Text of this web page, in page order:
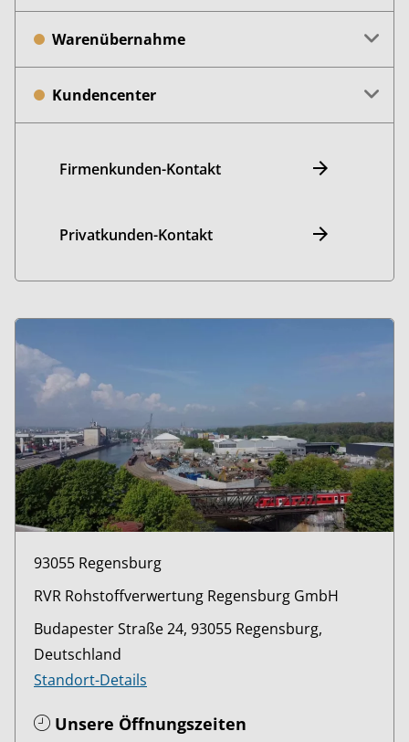
Warenübernahme
Kundencenter
Firmenkunden-Kontakt
Privatkunden-Kontakt
93055 Regensburg
RVR Rohstoffverwertung Regensburg GmbH
Budapester Straße 24, 93055 Regensburg,
Deutschland
Standort-Details
Unsere Öffnungszeiten